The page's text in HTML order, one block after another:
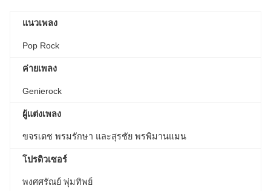
แนวเพลง
Pop Rock
ค่ายเพลง
Genierock
ผู้แต่งเพลง
ขจรเดช พรมรักษา และสุรชัย พรพิมานแมน
โปรดิวเซอร์
พงศศรัณย์ พุ่มทิพย์